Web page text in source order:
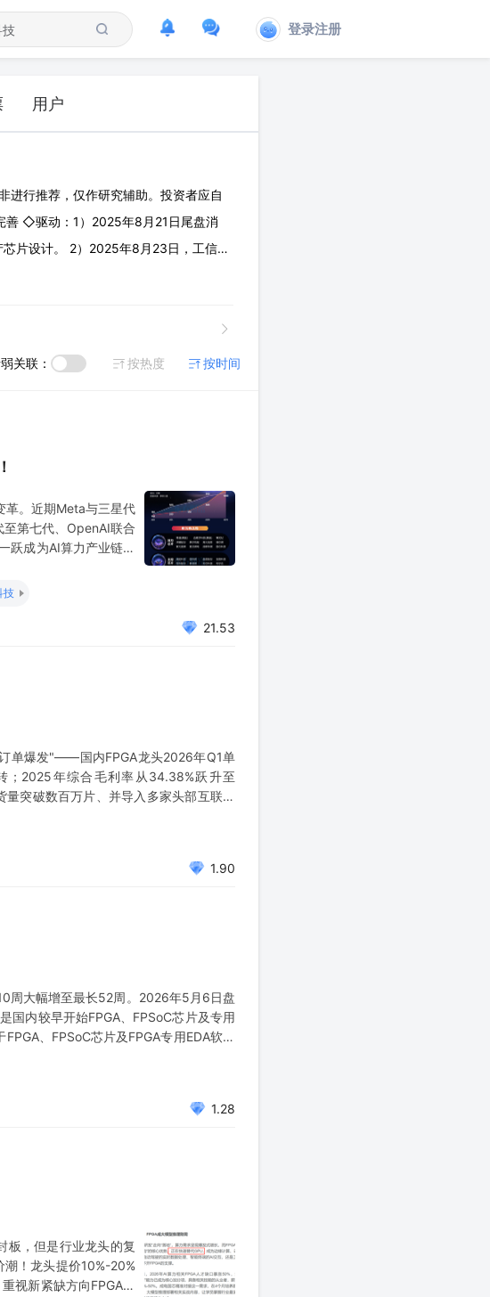
登录注册
用户
进行推荐，仅作研究辅助。投资者应自
善 ◇驱动：1）2025年8月21日尾盘消
片设计。 2）2025年8月23日，工信部
用UE8M0 FP8 Scale参数精度，协同即
关联： 按热度 按时间
革。近期Meta与三星代
第七代、OpenAI联合
跃成为AI算力产业链中
辑：AI
技
21.53
单爆发"——国内FPGA龙头2026年Q1单
；2025年综合毛利率从34.38%跃升至
突破数百万片、并导入多家头部互联网
1.90
周大幅增至最长52周。2026年5月6日盘
国内较早开始FPGA、FPSoC芯片及专用
、FPSoC芯片及FPGA专用EDA软件
1.28
板，但是行业龙头的复
潮！龙头提价10%-20%
视新紧缺方向FPGA！